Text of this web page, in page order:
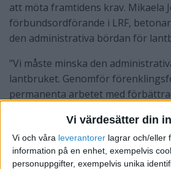
Vi värdesätter din
Vi och våra leverantorer lagrar och/eller
information på en enhet, exempelvis
personuppgifter, exempelvis unika
att möta framtidens krav. Mikaela
förbundsordförande i LRF,
den administrativa bördan för
"Vi måste minska den
lantbruket. Genomför
permanenta arbetet med
Detaljregler leder till kontroll och
ett myndighetsarbete för smarta
styrmedel som fokuserar på